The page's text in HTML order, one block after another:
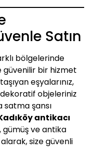
Satın
bölgelerinde
güvenilir bir hizmet
eşyalarınız,
dekoratif objeleriniz
satma şansı
antikacı
gümüş ve antika
size güvenli